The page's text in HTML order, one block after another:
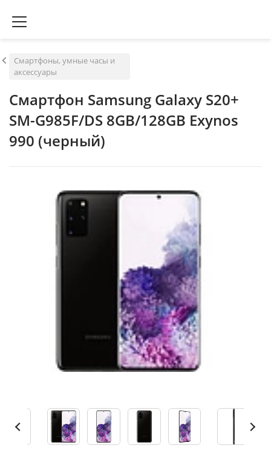
Смартфоны, умные часы и
аксессуары
Смартфон Samsung Galaxy S20+
SM-G985F/DS 8GB/128GB Exynos
990 (черный)